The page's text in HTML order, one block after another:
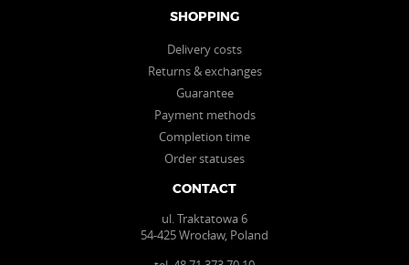
SHOPPING
Delivery costs
Returns & exchanges
Guarantee
Payment methods
Completion time
Order statuses
CONTACT
ul. Traktatowa 6
54-425 Wrocław, Poland